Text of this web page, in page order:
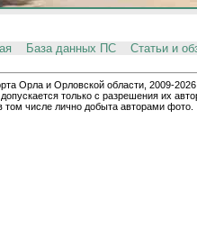
База данных ПС Статьи и
и Орловской области, 2009-2026
только с разрешения их
том числе лично добыта авторами фото.